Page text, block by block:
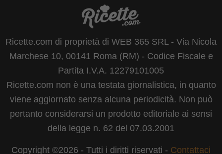
Ricette.com di proprietà di WEB 365 SRL - Via Nicola
Marchese 10, 00141 Roma (RM) - Codice Fiscale e
Partita I.V.A. 12279101005
Ricette.com non è una testata giornalistica, in quanto
viene aggiornato senza alcuna periodicità. Non può
pertanto considerarsi un prodotto editoriale ai sensi
della legge n. 62 del 07.03.2001
Copyright ©2026 - Tutti i diritti riservati - Contattaci